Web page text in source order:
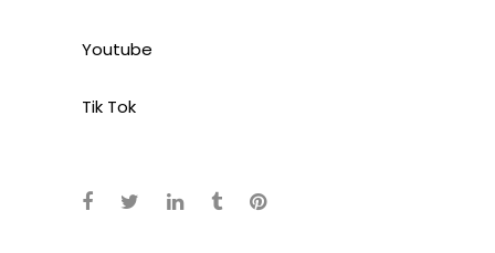
Youtube
Tik Tok